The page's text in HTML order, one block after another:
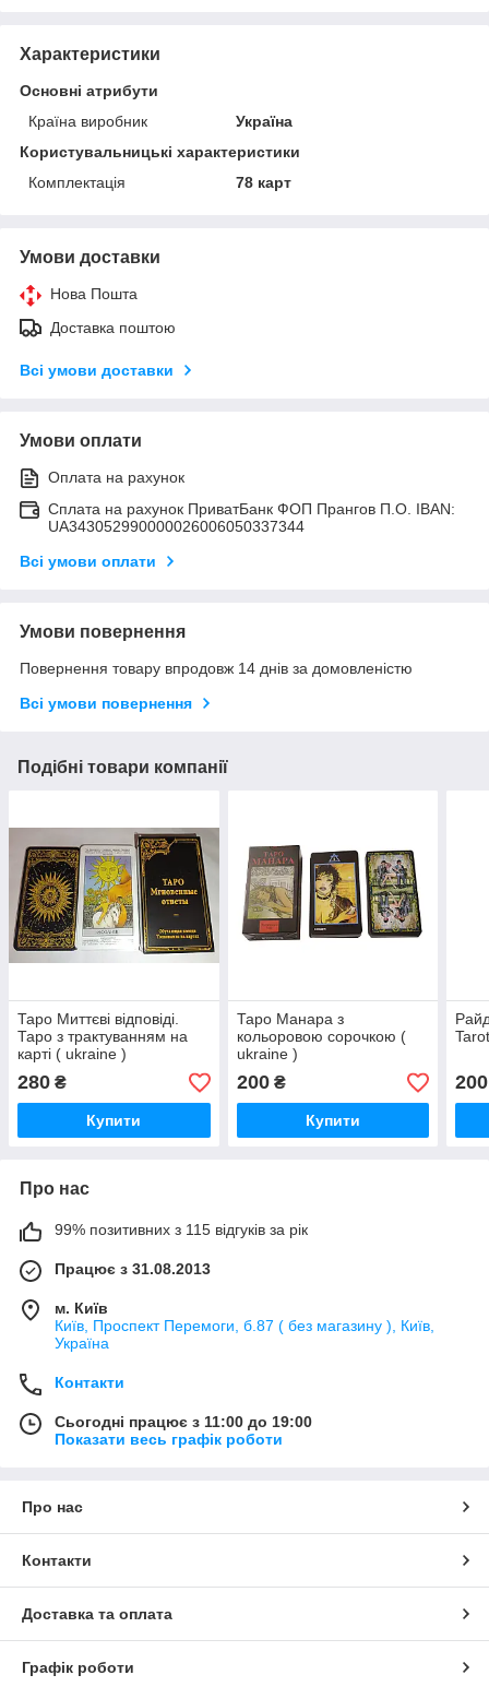
Характеристики
Основні атрибути
Країна виробник
Україна
Користувальницькі характеристики
Комплектація
78 карт
Умови доставки
Нова Пошта
Доставка поштою
Всі умови доставки
Умови оплати
Оплата на рахунок
Сплата на рахунок ПриватБанк ФОП Прангов П.О. IBAN:
UA343052990000026006050337344
Всі умови оплати
Умови повернення
Повернення товару впродовж 14 днів за домовленістю
Всі умови повернення
Подібні товари компанії
Таро Миттєві відповіді.
Таро з трактуванням на
карті ( ukraine )
280 ₴
Купити
Таро Манара з
кольоровою сорочкою (
ukraine )
200₴
Купити
200
Про нас
99% позитивних з 115 відгуків за рік
Працює з 31.08.2013
м. Київ
Київ, Проспект Перемоги, б.87 ( без магазину ), Київ,
Україна
Контакти
Сьогодні працює з 11:00 до 19:00
Показати весь графік роботи
Про нас
Контакти
Доставка та оплата
Графік роботи